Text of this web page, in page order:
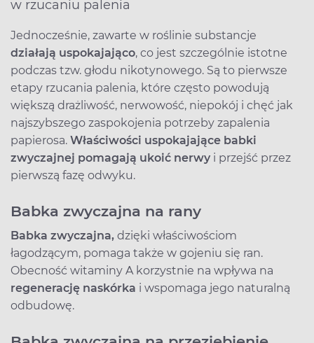
w rzucaniu palenia
Jednocześnie, zawarte w roślinie substancje
działają uspokajająco, co jest szczególnie istotne
podczas tzw. głodu nikotynowego. Są to pierwsze
etapy rzucania palenia, które często powodują
większą drażliwość, nerwowość, niepokój i chęć jak
najszybszego zaspokojenia potrzeby zapalenia
papierosa. Właściwości uspokajające babki
zwyczajnej pomagają ukoić nerwy i przejść przez
pierwszą fazę odwyku.
Babka zwyczajna na rany
Babka zwyczajna, dzięki właściwościom
łagodzącym, pomaga także w gojeniu się ran.
Obecność witaminy A korzystnie na wpływa na
regenerację naskórka i wspomaga jego naturalną
odbudowę.